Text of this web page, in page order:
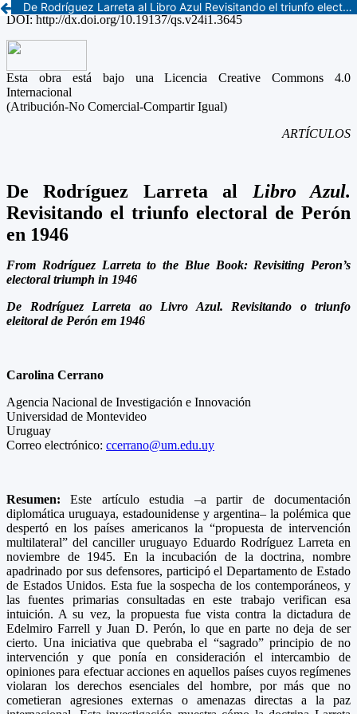
De Rodríguez Larreta al Libro Azul Revisitando el triunfo electoral de Perón en 1946